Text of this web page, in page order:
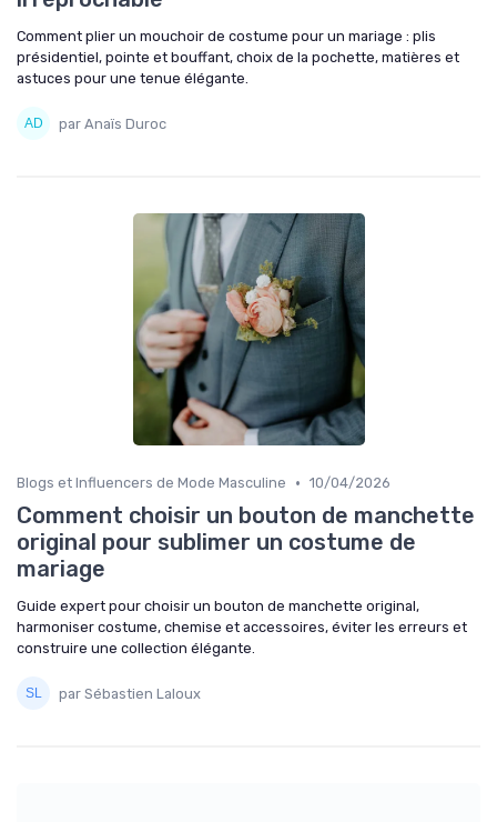
Comment plier un mouchoir de costume pour un mariage : plis
présidentiel, pointe et bouffant, choix de la pochette, matières et
astuces pour une tenue élégante.
par Anaïs Duroc
Blogs et Influencers de Mode Masculine • 10/04/2026
Comment choisir un bouton de manchette
original pour sublimer un costume de
mariage
Guide expert pour choisir un bouton de manchette original,
harmoniser costume, chemise et accessoires, éviter les erreurs et
construire une collection élégante.
par Sébastien Laloux